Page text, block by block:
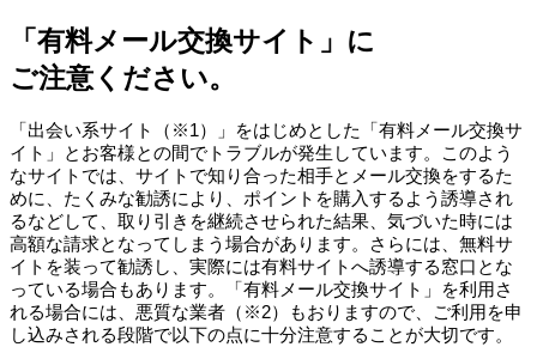
「有料メール交換サイト」に
ご注意ください。
「出会い系サイト（ ※1）」をはじめとした「有料メール交換サ
イト」とお客様との間でトラブルが発生しています。このよう
なサイトでは、サイトで知り合った相手とメール交換をするた
めに、たくみな勧誘により、ポイントを購入するよう誘導され
るなどして、取り引きを継続させられた結果、気づいた時には
高額な請求となってしまう場合があります。さらには、無料サ
イトを装って勧誘し、実際には有料サイトへ誘導する窓口とな
っている場合もあります。「有料メール交換サイト」を利用さ
れる場合には、悪質な業者（ ※2）もおりますので、ご利用を申
し込みされる段階で以下の点に十分注意することが大切です。